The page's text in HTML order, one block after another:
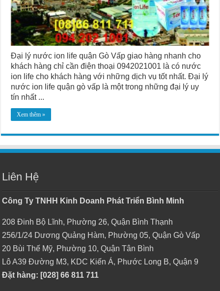
Đại lý nước ion life quận Gò Vấp giao hàng nhanh cho
khách hàng chỉ cần điện thoại 0942021001 là có nước
ion life cho khách hàng với những dịch vụ tốt nhất. Đại lý
nước ion life quận gò vấp là một trong những đại lý uy
tín nhất ...
Xem thêm »
Liên Hệ
Công Ty TNHH Kinh Doanh Phát Triển Bình Minh
208 Đinh Bộ Lĩnh, Phường 26, Quận Bình Thạnh
256/1/24 Dương Quảng Hàm, Phường 05, Quận Gò Vấp
20 Bùi Thế Mỹ, Phường 10, Quận Tân Bình
Lô A39 Đường M3, KDC Kiến Á, Phước Long B, Quận 9
Đặt hàng: [028] 66 811 711